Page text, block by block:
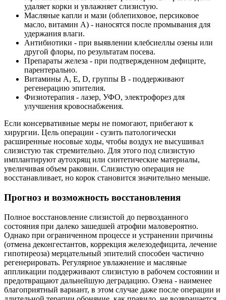
удаляет корки и увлажняет слизистую.
Масляные капли и мази (облепиховое, персиковое
масло, витамин А) - наносятся после промывания для
удержания влаги.
Антибиотики - при выявлении клебсиеллы озены или
другой флоры, по результатам посева.
Препараты железа - при подтвержденном дефиците,
парентерально.
Витамины А, Е, D, группы В - поддерживают
регенерацию эпителия.
Физиотерапия - лазер, УФО, электрофорез для
улучшения кровоснабжения.
Если консервативные меры не помогают, прибегают к
хирургии. Цель операции - сузить патологически
расширенные носовые ходы, чтобы воздух не высушивал
слизистую так стремительно. Для этого под слизистую
имплантируют аутохрящ или синтетические материалы,
увеличивая объем раковин. Слизистую операция не
восстанавливает, но корок становится значительно меньше.
Прогноз и возможность восстановления
Полное восстановление слизистой до первозданного
состояния при далеко зашедшей атрофии маловероятно.
Однако при ограниченном процессе и устранении причины
(отмена деконгестантов, коррекция железодефицита, лечение
гипотиреоза) мерцательный эпителий способен частично
регенерировать. Регулярное увлажнение и масляные
аппликации поддерживают слизистую в рабочем состоянии и
предотвращают дальнейшую деградацию. Озена - наименее
благоприятный вариант, в этом случае даже после операции и